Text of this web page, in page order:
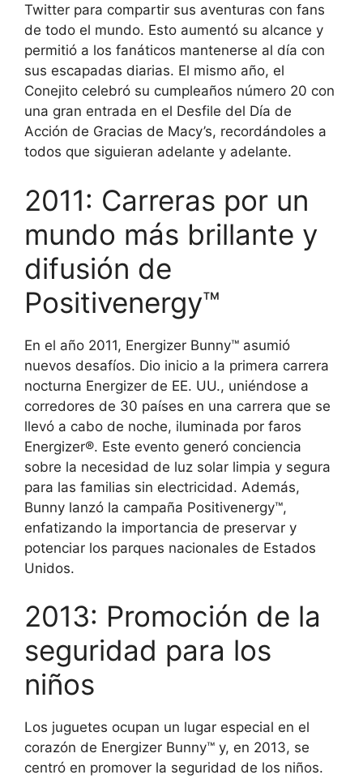
Twitter para compartir sus aventuras con fans
de todo el mundo. Esto aumentó su alcance y
permitió a los fanáticos mantenerse al día con
sus escapadas diarias. El mismo año, el
Conejito celebró su cumpleaños número 20 con
una gran entrada en el Desfile del Día de
Acción de Gracias de Macy’s, recordándoles a
todos que siguieran adelante y adelante.
2011: Carreras por un
mundo más brillante y
difusión de
Positivenergy™
En el año 2011, Energizer Bunny™ asumió
nuevos desafíos. Dio inicio a la primera carrera
nocturna Energizer de EE. UU., uniéndose a
corredores de 30 países en una carrera que se
llevó a cabo de noche, iluminada por faros
Energizer®. Este evento generó conciencia
sobre la necesidad de luz solar limpia y segura
para las familias sin electricidad. Además,
Bunny lanzó la campaña Positivenergy™,
enfatizando la importancia de preservar y
potenciar los parques nacionales de Estados
Unidos.
2013: Promoción de la
seguridad para los
niños
Los juguetes ocupan un lugar especial en el
corazón de Energizer Bunny™ y, en 2013, se
centró en promover la seguridad de los niños.